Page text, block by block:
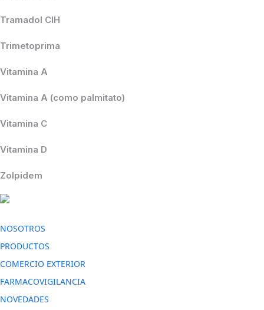
Tramadol ClH
Trimetoprima
Vitamina A
Vitamina A (como palmitato)
Vitamina C
Vitamina D
Zolpidem
NOSOTROS
PRODUCTOS
COMERCIO EXTERIOR
FARMACOVIGILANCIA
NOVEDADES